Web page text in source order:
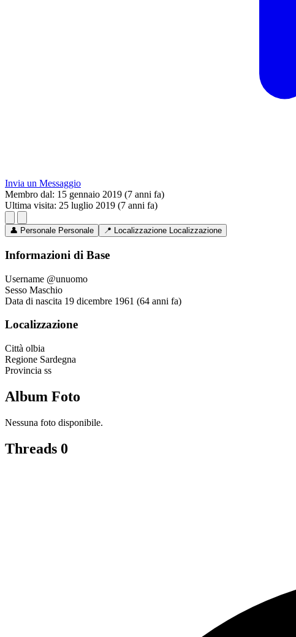
Invia un Messaggio
Membro dal: 15 gennaio 2019 (7 anni fa)
Ultima visita: 25 luglio 2019 (7 anni fa)
👤 Personale Personale 📍 Localizzazione Localizzazione
Informazioni di Base
Username @unuomo
Sesso Maschio
Data di nascita 19 dicembre 1961 (64 anni fa)
Localizzazione
Città olbia
Regione Sardegna
Provincia ss
Album Foto
Nessuna foto disponibile.
Threads 0